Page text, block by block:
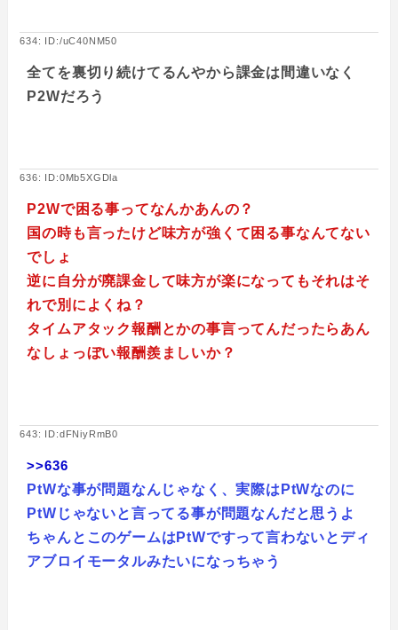
634: ID:/uC40NM50
全てを裏切り続けてるんやから課金は間違いなく
P2Wだろう
636: ID:0Mb5XGDla
P2Wで困る事ってなんかあんの？
国の時も言ったけど味方が強くて困る事なんてない
でしょ
逆に自分が廃課金して味方が楽になってもそれはそ
れで別によくね？
タイムアタック報酬とかの事言ってんだったらあん
なしょっぼい報酬羨ましいか？
643: ID:dFNiyRmB0
>>636
PtWな事が問題なんじゃなく、実際はPtWなのに
PtWじゃないと言ってる事が問題なんだと思うよ
ちゃんとこのゲームはPtWですって言わないとディ
アブロイモータルみたいになっちゃう